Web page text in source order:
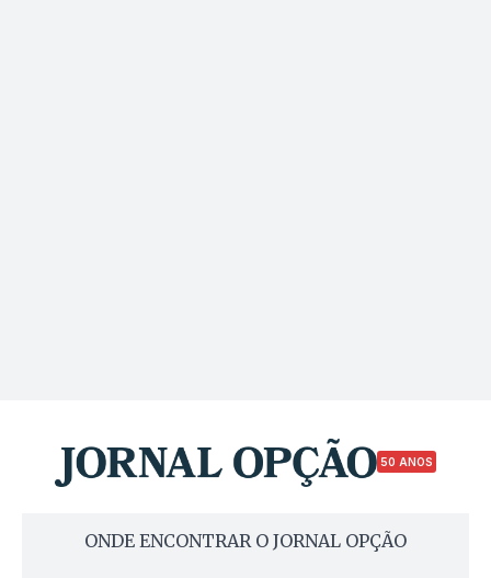
50 ANOS
ONDE ENCONTRAR O JORNAL OPÇÃO